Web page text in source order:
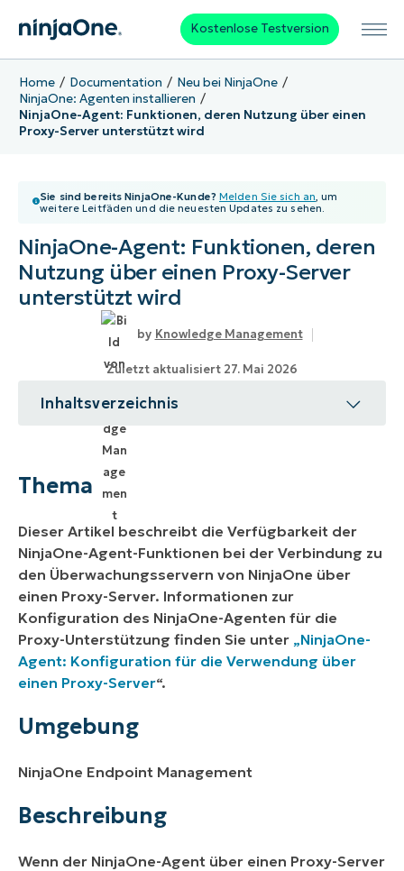
Kostenlose Testversion
Home Documentation
Neu bei NinjaOne
NinjaOne: Agenten installieren
NinjaOne-Agent: Funktionen, deren Nutzung über einen
Proxy-Server unterstützt wird
Sie sind bereits NinjaOne-Kunde? Melden Sie sich an, um
weitere Leitfäden und die neuesten Updates zu sehen.
NinjaOne-Agent: Funktionen, deren
Nutzung über einen Proxy-Server
unterstützt wird
Knowledge Management
Zuletzt aktualisiert 27. Mai 2026
Inhaltsverzeichnis
Umgebung
Beschreibung
Thema
Dieser Artikel beschreibt die Verfügbarkeit der
NinjaOne-Agent-Funktionen bei der Verbindung zu
den Überwachungsservern von NinjaOne über
einen Proxy-Server. Informationen zur
Konfiguration des NinjaOne-Agenten für die
Proxy-Unterstützung finden Sie unter „NinjaOne-
Agent: Konfiguration für die Verwendung über
einen Proxy-Server“.
Umgebung
NinjaOne Endpoint Management
Beschreibung
Wenn der NinjaOne-Agent über einen Proxy-Server